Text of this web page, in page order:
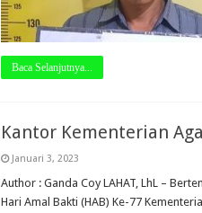
Baca Selanjutnya...
Kantor Kementerian
Januari 3, 2023
Author : Ganda Coy LAHAT, LhL –
Hari Amal Bakti (HAB) Ke-77